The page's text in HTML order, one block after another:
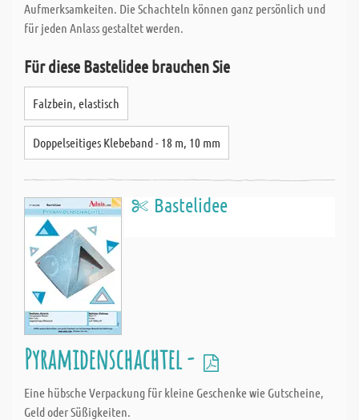
Aufmerksamkeiten. Die Schachteln können ganz persönlich und
für jeden Anlass gestaltet werden.
Für diese Bastelidee brauchen Sie
Falzbein, elastisch
Doppelseitiges Klebeband - 18 m, 10 mm
Bastelidee
Pyramidenschachtel -
Eine hübsche Verpackung für kleine Geschenke wie Gutscheine,
Geld oder Süßigkeiten.